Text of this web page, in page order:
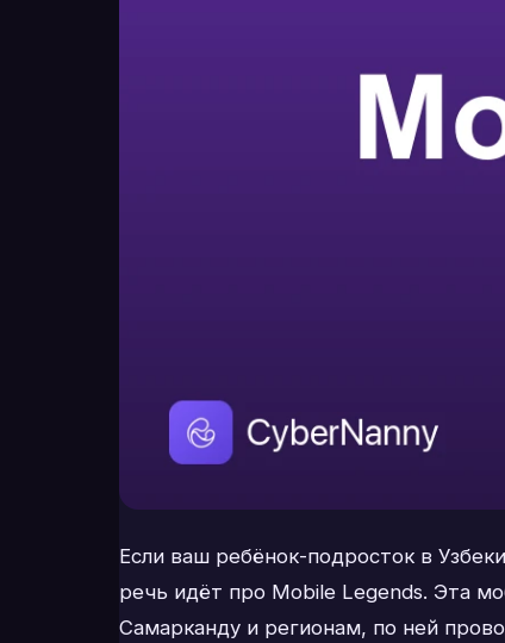
Если ваш ребёнок-подросток в
речь идёт про Mobile Legends. Эта
Самарканду и регионам, по ней